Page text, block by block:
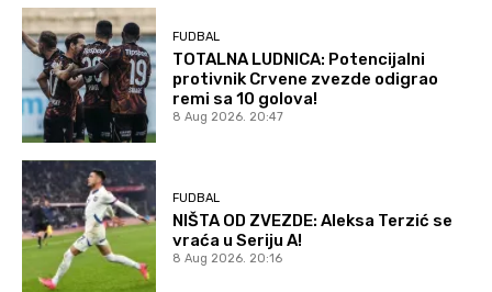
FUDBAL
TOTALNA LUDNICA: Potencijalni
protivnik Crvene zvezde odigrao
remi sa 10 golova!
8 Aug 2026. 20:47
FUDBAL
NIŠTA OD ZVEZDE: Aleksa Terzić se
vraća u Seriju A!
8 Aug 2026. 20:16